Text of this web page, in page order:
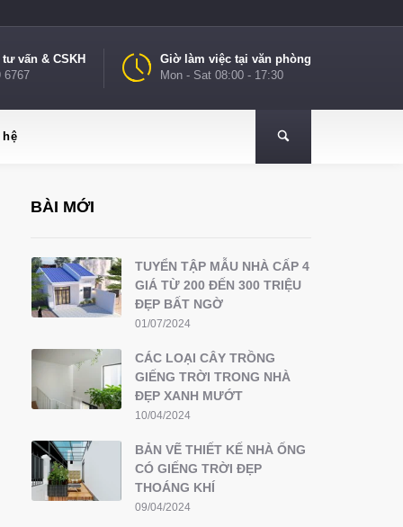
Giờ làm việc tại văn phòng
Mon - Sat 08:00 - 17:30
vấn & CSKH
6767
BÀI MỚI
TUYỂN TẬP MẪU NHÀ CẤP 4
GIÁ TỪ 200 ĐẾN 300 TRIỆU
ĐẸP BẤT NGỜ
01/07/2024
CÁC LOẠI CÂY TRỒNG
GIẾNG TRỜI TRONG NHÀ
ĐẸP XANH MƯỚT
10/04/2024
BẢN VẼ THIẾT KẾ NHÀ ỐNG
CÓ GIẾNG TRỜI ĐẸP
THOÁNG KHÍ
09/04/2024